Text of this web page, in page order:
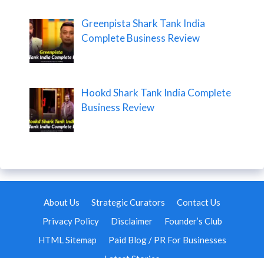
Greenpista Shark Tank India
Complete Business Review
Hookd Shark Tank India Complete
Business Review
About Us Strategic Curators
Contact Us
Privacy Policy
Disclaimer
Founder’s Club
HTML Sitemap
Paid Blog / PR For Businesses